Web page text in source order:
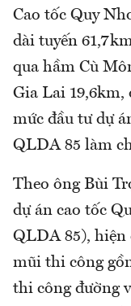
Cao tốc Quy
dài tuyến
qua hầm Cù
Gia Lai
mức đầu tư dự
QLDA 85 làm
Theo ông Bùi
dự án cao tốc
QLDA 85), hiện
mũi thi công
thi công đường